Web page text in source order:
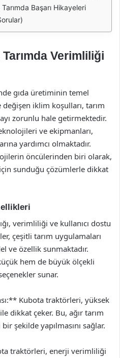
Başarı Hikayeleri
Verimliliği
gıda üretiminin temel
değişen iklim koşulları, tarım
zorunlu hale getirmektedir.
ve ekipmanları,
yardımcı olmaktadır.
öncülerinden biri olarak,
sunduğu çözümlerle dikkat
verimliliği ve kullanıcı dostu
çeşitli tarım uygulamaları
ve özellik sunmaktadır.
hem de büyük ölçekli
sunar.
Kubota traktörleri, yüksek
dikkat çeker. Bu, ağır tarım
şekilde yapılmasını sağlar.
traktörleri, enerji verimliliği